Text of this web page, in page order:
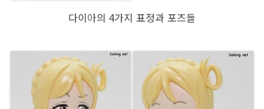
다이아의 4가지 표정과 포즈들